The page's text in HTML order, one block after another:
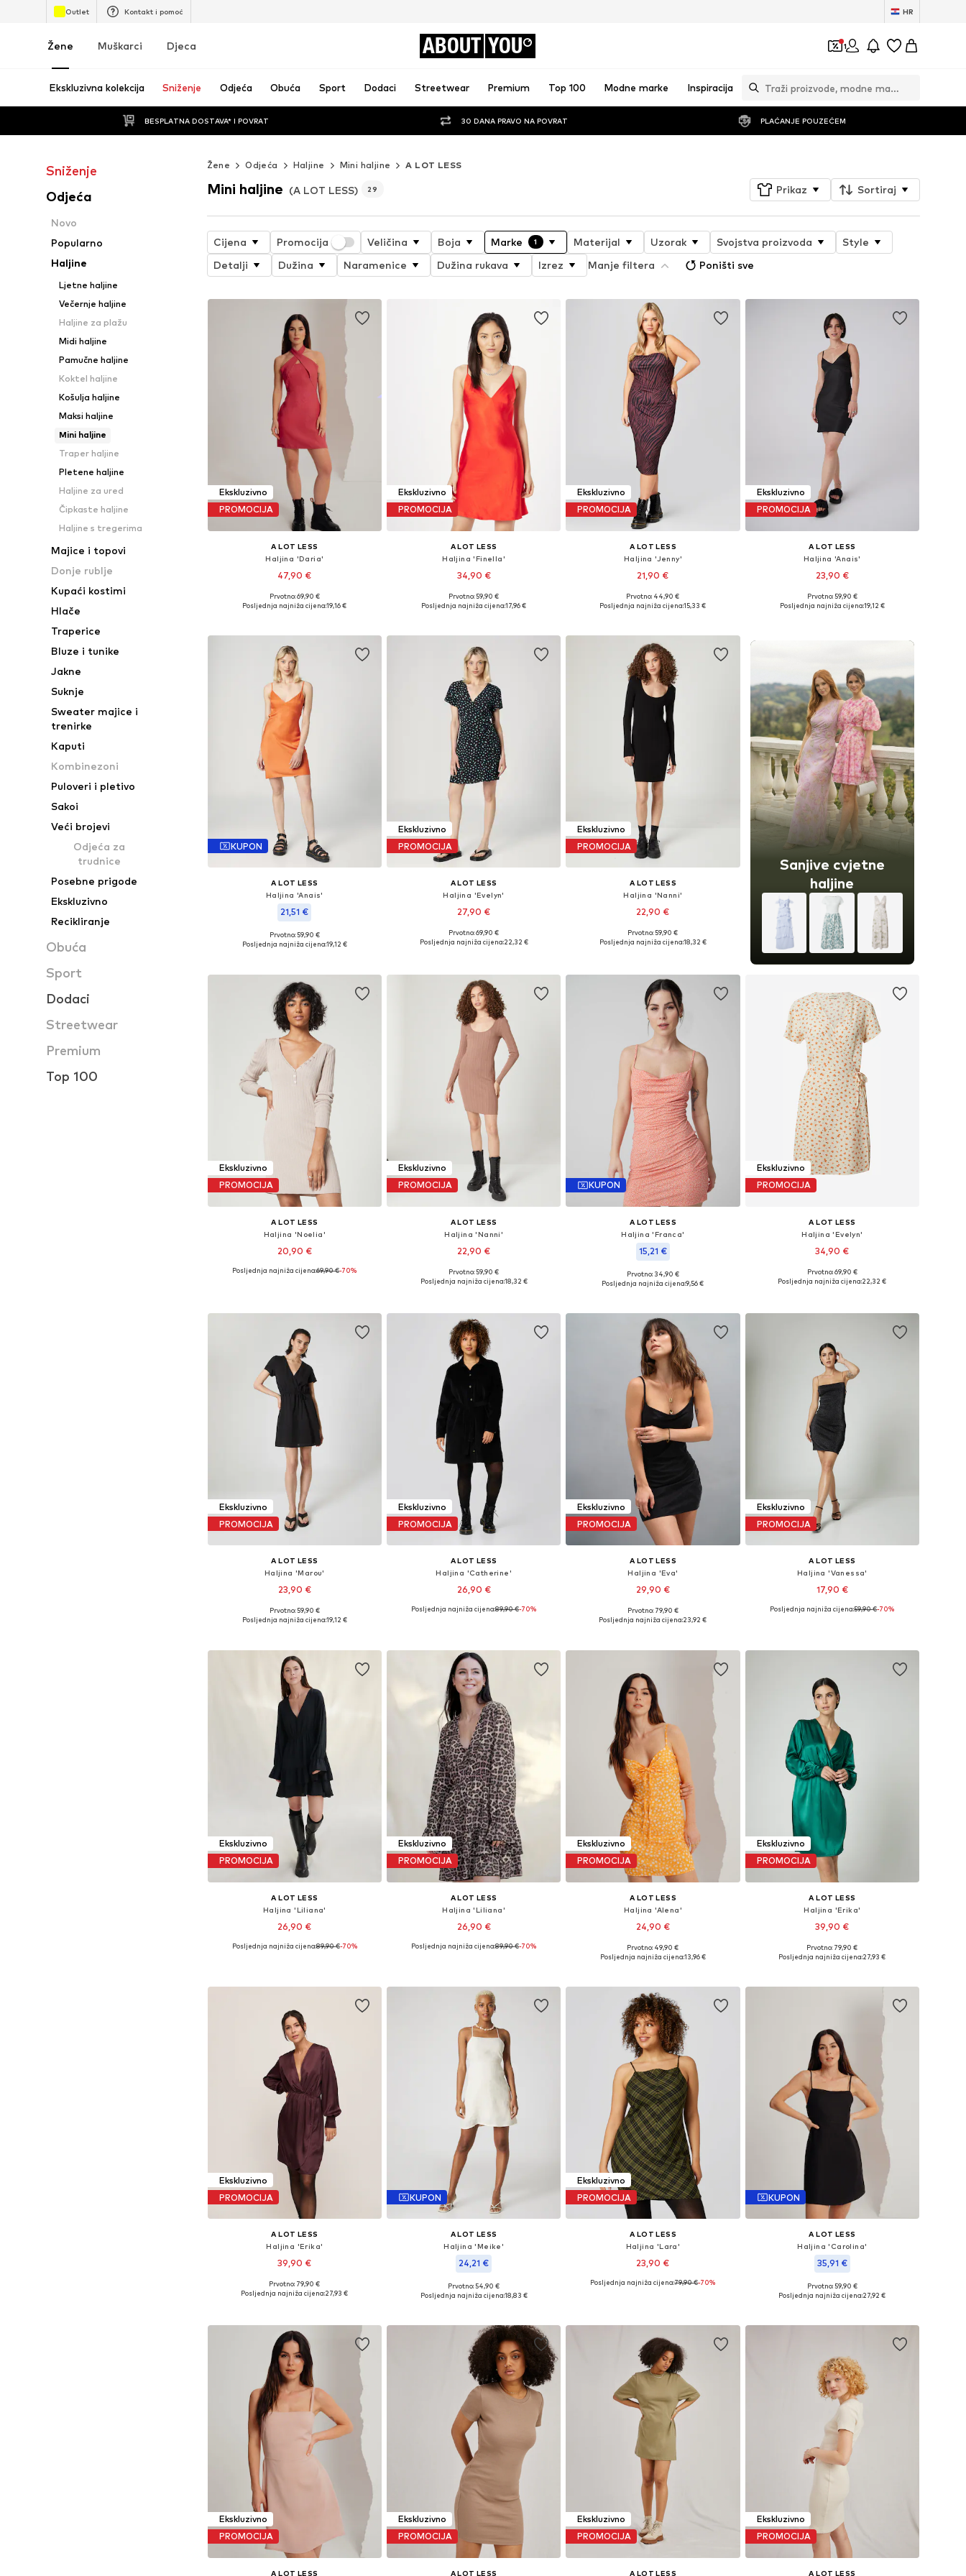
Outlet Kontakt i pomoć HR
Žene Muškarci Djeca ABOUT YOU 1
Ekskluzivna kolekcija Sniženje Odjeća Obuća Sport Dodaci Streetwear Premium Top 100 Modne marke Inspiracija
BESPLATNA DOSTAVA* I POVRAT 30 DANA PRAVO NA POVRAT PLAĆANJE POUZEĆEM
Sniženje
Odjeća
Novo
Popularno
Haljine
Ljetne haljine
Večernje haljine
Haljine za plažu
Midi haljine
Pamučne haljine
Koktel haljine
Košulja haljine
Maksi haljine
Mini haljine
Traper haljine
Pletene haljine
Haljine za ured
Čipkaste haljine
Haljine s tregerima
Majice i topovi
Donje rublje
Kupaći kostimi
Hlače
Traperice
Bluze i tunike
Jakne
Suknje
Sweater majice i
trenirke
Kaputi
Kombinezoni
Puloveri i pletivo
Sakoi
Veći brojevi
Odjeća za
trudnice
Posebne prigode
Ekskluzivno
Recikliranje
Obuća
Sport
Dodaci
Streetwear
Premium
Top 100
Žene Odjeća Haljine Mini haljine A LOT LESS
Mini haljine (A LOT LESS) 29 Prikaz Sortiraj
Cijena Promocija Veličina Boja Marke 1 Materijal Uzorak Svojstva proizvoda
Style
Detalji
Dužina Naramenice Dužina rukava Izrez Manje filtera Poništi sve
Ekskluzivno
PROMOCIJA
A LOT LESS
Haljina 'Daria'
47,90 €
Dostupne veličine: 34, 36, 38, 40, 42, 44
Prvotno: 69,90 €
Posljednja najniža cijena:19,16 €
Ekskluzivno
PROMOCIJA
A LOT LESS
Haljina 'Finella'
34,90 €
Dostupne veličine: 34, 36, 38, 40
Prvotno: 59,90 €
Posljednja najniža cijena:17,96 €
Ekskluzivno
PROMOCIJA
A LOT LESS
Haljina 'Jenny'
21,90 €
Dostupne veličine: 34, 36, 38, 40
Prvotno: 44,90 €
Posljednja najniža cijena:15,33 €
Ekskluzivno
PROMOCIJA
A LOT LESS
Haljina 'Anais'
23,90 €
Dostupne veličine: 34, 36, 38, 40, 44
Prvotno: 59,90 €
Posljednja najniža cijena:19,12 €
KUPON
A LOT LESS
Haljina 'Anais'
21,51 €
Dostupne veličine: 34, 36, 38, 40, 42, 46
Prvotno: 59,90 €
Posljednja najniža cijena:19,12 €
Ekskluzivno
PROMOCIJA
A LOT LESS
Haljina 'Evelyn'
27,90 €
Dostupne veličine: 34, 36, 38, 40
Prvotno: 69,90 €
Posljednja najniža cijena:22,32 €
Ekskluzivno
PROMOCIJA
A LOT LESS
Haljina 'Nanni'
22,90 €
Dostupne veličine: 36, 38, 40, 42
Prvotno: 59,90 €
Posljednja najniža cijena:18,32 €
Sanjive cvjetne
haljine
Ekskluzivno
PROMOCIJA
A LOT LESS
Haljina 'Noelia'
20,90 €
Dostupne veličine: 36, 38, 40, 42
Posljednja najniža cijena:69,90 €-70%
Ekskluzivno
PROMOCIJA
A LOT LESS
Haljina 'Nanni'
22,90 €
Dostupne veličine: 34, 36, 38, 40, 42, 44
Prvotno: 59,90 €
Posljednja najniža cijena:18,32 €
KUPON
A LOT LESS
Haljina 'Franca'
15,21 €
Dostupne veličine: 38, 40, 42, 44
Prvotno: 34,90 €
Posljednja najniža cijena:9,56 €
Ekskluzivno
PROMOCIJA
A LOT LESS
Haljina 'Evelyn'
34,90 €
Dostupne veličine: 34, 36, 38
Prvotno: 69,90 €
Posljednja najniža cijena:22,32 €
Ekskluzivno
PROMOCIJA
A LOT LESS
Haljina 'Marou'
23,90 €
Dostupne veličine: 34, 36, 38
Prvotno: 59,90 €
Posljednja najniža cijena:19,12 €
Ekskluzivno
PROMOCIJA
A LOT LESS
Haljina 'Catherine'
26,90 €
Dostupne veličine: 34, 36, 38
Posljednja najniža cijena:89,90 €-70%
Ekskluzivno
PROMOCIJA
A LOT LESS
Haljina 'Eva'
29,90 €
Dostupne veličine: 38, 40
Prvotno: 79,90 €
Posljednja najniža cijena:23,92 €
Ekskluzivno
PROMOCIJA
A LOT LESS
Haljina 'Vanessa'
17,90 €
Dostupne veličine: 40, 42, 44
Posljednja najniža cijena:59,90 €-70%
Ekskluzivno
PROMOCIJA
A LOT LESS
Haljina 'Liliana'
26,90 €
Dostupne veličine: 34, 36
Posljednja najniža cijena:89,90 €-70%
Ekskluzivno
PROMOCIJA
A LOT LESS
Haljina 'Liliana'
26,90 €
Dostupne veličine: 34, 36
Posljednja najniža cijena:89,90 €-70%
Ekskluzivno
PROMOCIJA
A LOT LESS
Haljina 'Alena'
24,90 €
Dostupne veličine: 40, 42
Prvotno: 49,90 €
Posljednja najniža cijena:13,96 €
Ekskluzivno
PROMOCIJA
A LOT LESS
Haljina 'Erika'
39,90 €
Dostupne veličine: 34, 36
Prvotno: 79,90 €
Posljednja najniža cijena:27,93 €
Ekskluzivno
PROMOCIJA
A LOT LESS
Haljina 'Erika'
39,90 €
Dostupne veličine: 34, 36
Prvotno: 79,90 €
Posljednja najniža cijena:27,93 €
KUPON
A LOT LESS
Haljina 'Meike'
24,21 €
Dostupne veličine: 46
Prvotno: 54,90 €
Posljednja najniža cijena:18,83 €
Ekskluzivno
PROMOCIJA
A LOT LESS
Haljina 'Lara'
23,90 €
Dostupne veličine: 42
Posljednja najniža cijena:79,90 €-70%
KUPON
A LOT LESS
Haljina 'Carolina'
35,91 €
Dostupne veličine: 38
Prvotno: 59,90 €
Posljednja najniža cijena:27,92 €
Ekskluzivno
PROMOCIJA
A LOT LESS
Ekskluzivno
PROMOCIJA
A LOT LESS
Ekskluzivno
PROMOCIJA
A LOT LESS
Ekskluzivno
PROMOCIJA
A LOT LESS